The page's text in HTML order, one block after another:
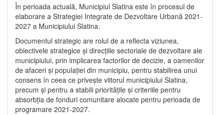
În perioada actuală, Municipiul Slatina este în procesul de
elaborare a Strategiei Integrate de Dezvoltare Urbană 2021‐
2027 a Municipiului Slatina.
Documentul strategic are rolul de a reflecta viziunea,
obiectivele strategice și direcțiile sectoriale de dezvoltare ale
municipiului, prin implicarea factorilor de decizie, a oamenilor
de afaceri și populației din municipiu, pentru stabilirea unui
consens în ceea ce privește viitorul municipiului Slatina,
precum și pentru a stabili prioritățile și criteriile pentru
absorbția de fonduri comunitare alocate pentru perioada de
programare 2021-2027.